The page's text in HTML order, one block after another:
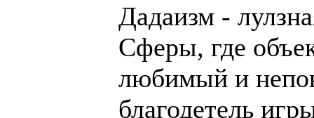
Дадаизм -
Сферы, где
любимый и
благодетель